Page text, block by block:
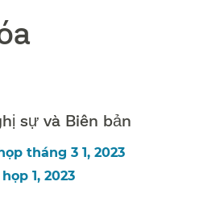
sự và Biên bản​​
tháng 3 1, 2023​​
1, 2023​​